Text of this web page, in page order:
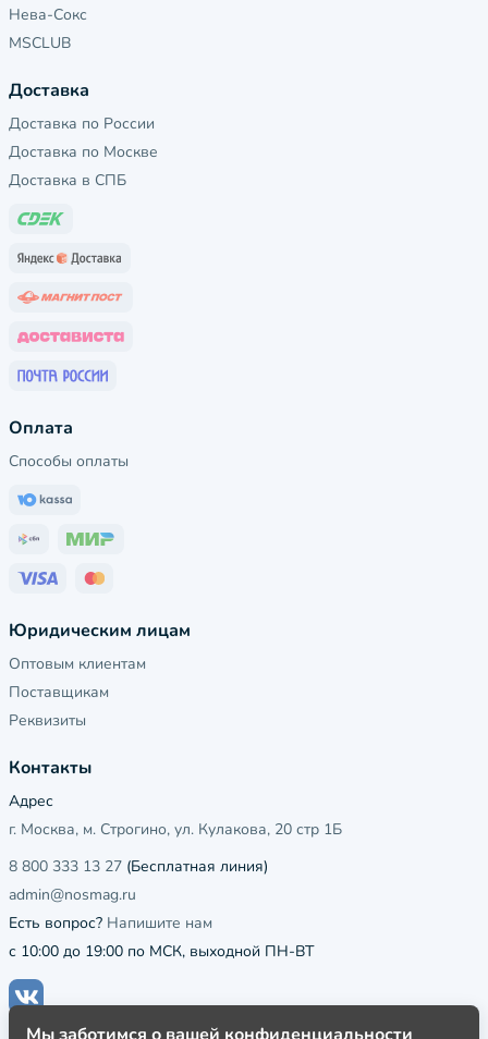
Нева-Сокс
MSCLUB
Доставка
Доставка по России
Доставка по Москве
Доставка в СПБ
Оплата
Способы оплаты
Юридическим лицам
Оптовым клиентам
Поставщикам
Реквизиты
Контакты
Адрес
г. Москва, м. Строгино, ул. Кулакова, 20 стр 1Б
8 800 333 13 27 (Бесплатная линия)
admin@nosmag.ru
Есть вопрос? Напишите нам
с 10:00 до 19:00 по МСК, выходной ПН-ВТ